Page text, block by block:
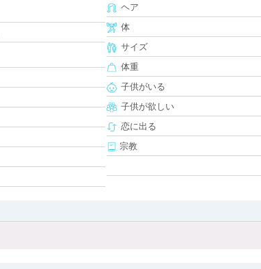
ヘア
体
サイズ
体重
子供がいる
子供が欲しい
恋に出る
宗教